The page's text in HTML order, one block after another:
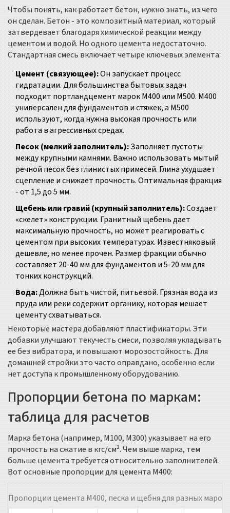
Чтобы понять, как работает бетон, нужно знать, из чего
он сделан. Бетон - это композитный материал, который
затвердевает благодаря химической реакции между
цементом и водой. Но одного цемента недостаточно.
Стандартная смесь включает четыре ключевых элемента:
Цемент (связующее):Он запускает процесс
гидратации. Для большинства бытовых задач
подходит портландцемент марок М400 или М500. М400
универсален для фундаментов и стяжек, а М500
используют, когда нужна высокая прочность или
работа в агрессивных средах.
Песок (мелкий заполнитель):Заполняет пустоты
между крупными камнями. Важно использовать мытый
речной песок без глинистых примесей. Глина ухудшает
сцепление и снижает прочность. Оптимальная фракция
- от 1,5 до 5 мм.
Щебень или гравий (крупный заполнитель):Создает
«скелет» конструкции. Гранитный щебень дает
максимальную прочность, но может реагировать с
цементом при высоких температурах. Известняковый
дешевле, но менее прочен. Размер фракции обычно
составляет 20-40 мм для фундаментов и 5-20 мм для
тонких конструкций.
Вода:Должна быть чистой, питьевой. Грязная вода из
пруда или реки содержит органику, которая мешает
цементу схватываться.
Некоторые мастера добавляют пластификаторы. Эти
добавки улучшают текучесть смеси, позволяя укладывать
ее без вибратора, и повышают морозостойкость. Для
домашней стройки это часто оправдано, особенно если
нет доступа к промышленному оборудованию.
Пропорции бетона по маркам:
таблица для расчетов
Марка бетона (например, М100, М300) указывает на его
прочность на сжатие в кгс/см². Чем выше марка, тем
больше цемента требуется относительно заполнителей.
Вот основные пропорции для цемента М400:
Пропорции цемента М400, песка и щебня для разных марок